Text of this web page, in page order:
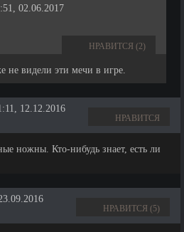
02.06.2017
НРАВИТСЯ (2)
не видели эти мечи в игре.
12.12.2016
НРАВИТСЯ
ножны. Кто-нибудь знает, есть ли
НРАВИТСЯ (5)